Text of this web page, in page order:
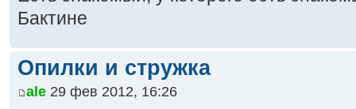
Бактине
Опилки и стружка
ale 29 фев 2012, 16:26